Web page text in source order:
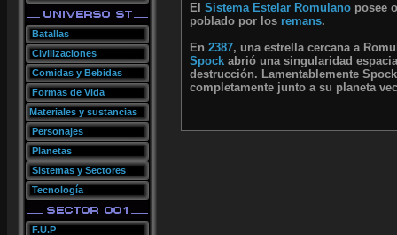
Batallas
Civilizaciones
Comidas y Bebidas
Formas de Vida
Materiales y sustancias
Personajes
Planetas
Sistemas y Sectores
Tecnología
F.U.P
ElSistema Estelar Romulano posee
poblado por los remans.
En2387, una estrella cercana a
Spock abrió una singularidad
destrucción. Lamentablemente
completamente junto a su planeta